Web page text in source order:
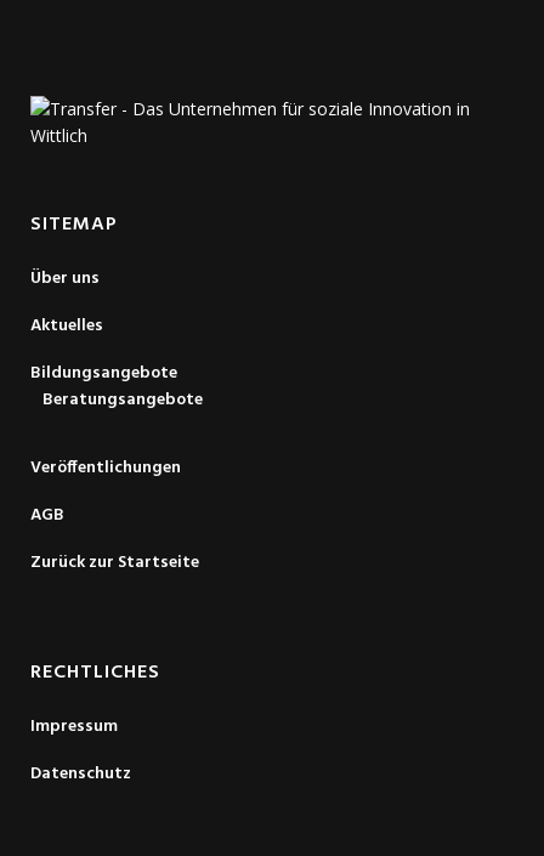
SITEMAP
Über uns
Aktuelles
Bildungsangebote
Beratungsangebote
Veröffentlichungen
AGB
Zurück zur Startseite
RECHTLICHES
Impressum
Datenschutz